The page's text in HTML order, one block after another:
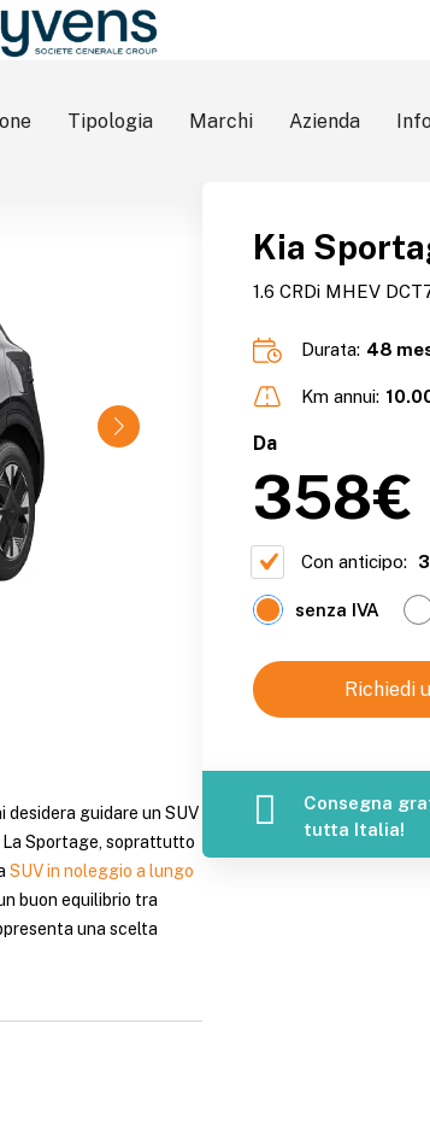
Tipologia Marchi Azienda
guidare un SUV
La Sportage, soprattutto
SUV in noleggio a lungo
buon equilibrio tra
una scelta
Kia
1.6 CRDi MHEV
Durata: 48
Km annui:
Da
358€
Con anticipo:
senza IVA
Richiedi
Consegna
tutta Italia!